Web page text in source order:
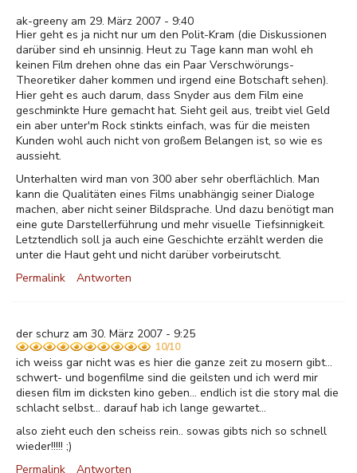
ak-greeny am 29. März 2007 - 9:40
Hier geht es ja nicht nur um den Polit-Kram (die Diskussionen
darüber sind eh unsinnig. Heut zu Tage kann man wohl eh
keinen Film drehen ohne das ein Paar Verschwörungs-
Theoretiker daher kommen und irgend eine Botschaft sehen).
Hier geht es auch darum, dass Snyder aus dem Film eine
geschminkte Hure gemacht hat. Sieht geil aus, treibt viel Geld
ein aber unter'm Rock stinkts einfach, was für die meisten
Kunden wohl auch nicht von großem Belangen ist, so wie es
aussieht.
Unterhalten wird man von 300 aber sehr oberflächlich. Man
kann die Qualitäten eines Films unabhängig seiner Dialoge
machen, aber nicht seiner Bildsprache. Und dazu benötigt man
eine gute Darstellerführung und mehr visuelle Tiefsinnigkeit.
Letztendlich soll ja auch eine Geschichte erzählt werden die
unter die Haut geht und nicht darüber vorbeirutscht.
Permalink
Antworten
der schurz am 30. März 2007 - 9:25
10/10
ich weiss gar nicht was es hier die ganze zeit zu mosern gibt...
schwert- und bogenfilme sind die geilsten und ich werd mir
diesen film im dicksten kino geben... endlich ist die story mal die
schlacht selbst... darauf hab ich lange gewartet...
also zieht euch den scheiss rein.. sowas gibts nich so schnell
wieder!!!!! ;)
Permalink
Antworten